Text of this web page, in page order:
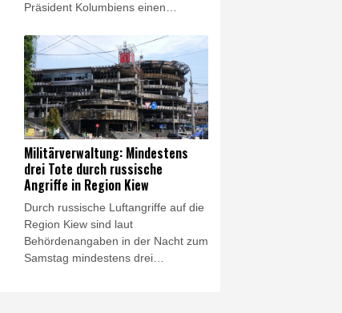
Präsident Kolumbiens einen
Drogengewalt angekündigt. Der
Verbündete von US-Präsident
Donald Trump sagte am Freitag in
Cali, er werde wieder "Ordnung" in
das südamerikanische Land
bringen. Der 48-jährige Politik-
Neuling trat die Nachfolge des
linken Präsidenten Gustavo Petro
an.
Militärverwaltung: Mindestens
drei Tote durch russische
Angriffe in Region Kiew
Durch russische Luftangriffe auf die
Region Kiew sind laut
Behördenangaben in der Nacht zum
Samstag mindestens drei